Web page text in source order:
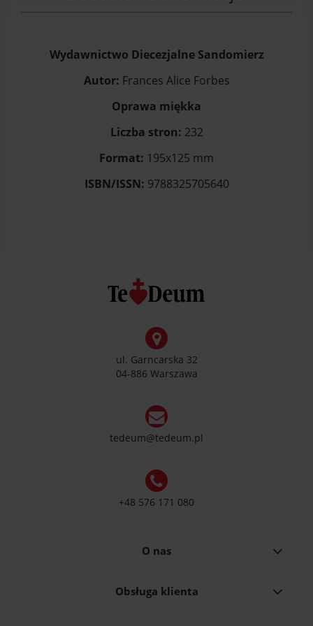
Wydawnictwo Diecezjalne Sandomierz
Autor: Frances Alice Forbes
Oprawa miękka
Liczba stron: 232
Format: 195x125 mm
ISBN/ISSN: 9788325705640
ul. Garncarska 32
04-886 Warszawa
tedeum@tedeum.pl
+48 576 171 080
O nas
Obsługa klienta